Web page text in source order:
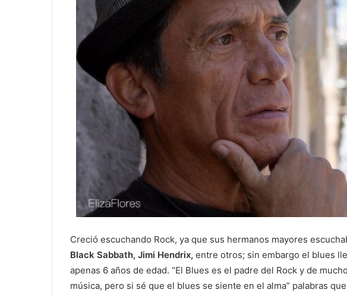
Creció escuchando Rock, ya que sus hermanos mayores
Black Sabbath, Jimi Hendrix, entre otros; sin embargo el blues
apenas 6 años de edad. “El Blues es el padre del Rock y de
música, pero si sé que el blues se siente en el alma” palabras